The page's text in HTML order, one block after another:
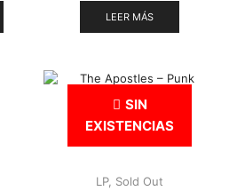
LEER MÁS
SIN
EXISTENCIAS
LP, Sold Out